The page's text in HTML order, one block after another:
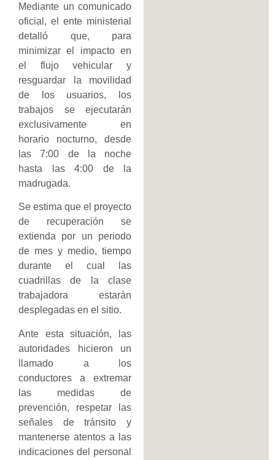
Mediante un comunicado
oficial, el ente ministerial
detalló que, para
minimizar el impacto en
el flujo vehicular y
resguardar la movilidad
de los usuarios, los
trabajos se ejecutarán
exclusivamente en
horario nocturno, desde
las 7:00 de la noche
hasta las 4:00 de la
madrugada.
Se estima que el proyecto
de recuperación se
extienda por un periodo
de mes y medio, tiempo
durante el cual las
cuadrillas de la clase
trabajadora estarán
desplegadas en el sitio.
Ante esta situación, las
autoridades hicieron un
llamado a los
conductores a extremar
las medidas de
prevención, respetar las
señales de tránsito y
mantenerse atentos a las
indicaciones del personal